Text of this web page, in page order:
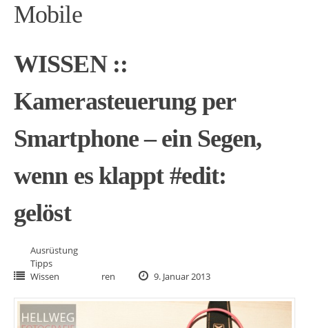
Mobile
WISSEN ::
Kamerasteuerung per
Smartphone – ein Segen,
wenn es klappt #edit:
gelöst
Ausrüstung
Tipps
Wissen
ren 9. Januar 2013